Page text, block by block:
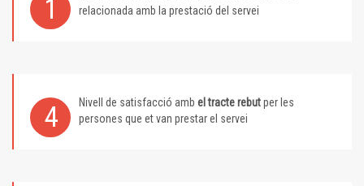
1
relacionada amb la prestació del servei
4 Nivell de satisfacció amb el tracte rebutper les
persones que et van prestar el servei